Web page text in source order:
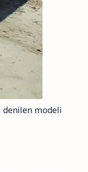
denilen modeli